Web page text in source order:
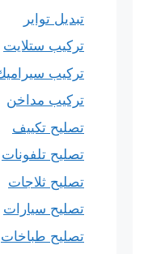
تبديل تواير
تركيب ستلايت
تركيب
تركيب مداخن
تصليح تكييف
تصليح تلفونات
تصليح ثلاجات
تصليح سيارات
تصليح طباخات